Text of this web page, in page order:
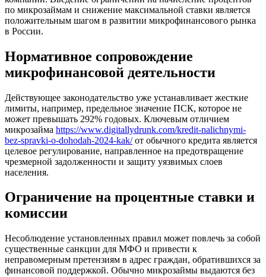
по микрозаймам и снижение максимальной ставки является
положительным шагом в развитии микрофинансового рынка
в России.
Нормативное сопровождение
микрофинансовой деятельности
Действующее законодательство уже устанавливает жесткие
лимиты, например, предельное значение ПСК, которое не
может превышать 292% годовых. Ключевым отличием
микрозайма https://www.digitallydrunk.com/kredit-nalichnymi-
bez-spravki-o-dohodah-2024-kak/от обычного кредита является
целевое регулирование, направленное на предотвращение
чрезмерной задолженности и защиту уязвимых слоев
населения.
Ограничение на процентные ставки и
комиссии
Несоблюдение установленных правил может повлечь за собой
существенные санкции для МФО и привести к
неправомерным претензиям в адрес граждан, обратившихся за
финансовой поддержкой. Обычно микрозаймы выдаются без